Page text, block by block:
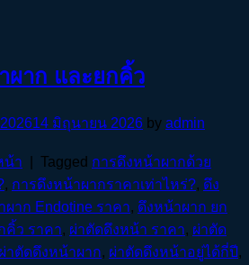
ผาก และยกคิ้ว
14 มิถุนายน 2026 by admin
น้า Tagged การดึงหน้าผากด้วย
, การดึงหน้าผากราคาเท่าไหร่?, ดึง
ผาก Endotine ราคา, ดึงหน้าผาก ยก
คิ้ว ราคา, ผ่าตัดดึงหน้า ราคา, ผ่าตัด
ผ่าตัดดึงหน้าผาก, ผ่าตัดดึงหน้าอยู่ได้กี่ปี,